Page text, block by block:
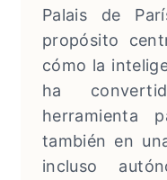
Palais de
propósito
cómo la
ha
herramienta
también en
incluso